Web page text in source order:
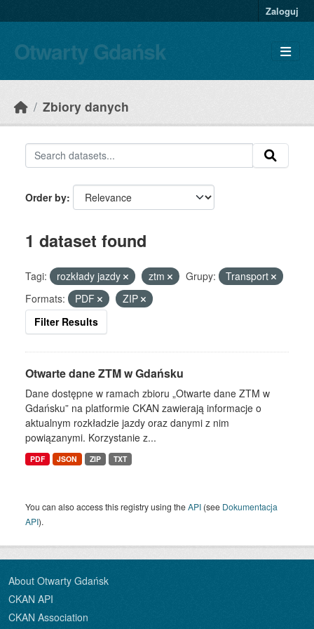
Zaloguj
Otwarty Gdańsk
Zbiory danych
Order by
1 dataset found
Tagi: rozkłady jazdy ztm Grupy:
Transport
Formats:
PDF
ZIP
Filter Results
Otwarte dane ZTM w Gdańsku
Dane dostępne w ramach zbioru „Otwarte dane ZTM w
Gdańsku” na platformie CKAN zawierają informacje o
aktualnym rozkładzie jazdy oraz danymi z nim
powiązanymi. Korzystanie z...
PDF JSON ZIP TXT
You can also access this registry using theAPI (see Dokumentacja
API).
About Otwarty Gdańsk
CKAN API
CKAN Association